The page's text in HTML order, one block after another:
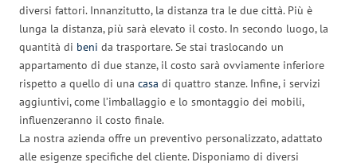
diversi fattori. Innanzitutto, la distanza tra le due città. Più è
lunga la distanza, più sarà elevato il costo. In secondo luogo, la
quantità di beni da trasportare. Se stai traslocando un
appartamento di due stanze, il costo sarà ovviamente inferiore
rispetto a quello di una casa di quattro stanze. Infine, i servizi
aggiuntivi, come l’imballaggio e lo smontaggio dei mobili,
influenzeranno il costo finale.
La nostra azienda offre un preventivo personalizzato, adattato
alle esigenze specifiche del cliente. Disponiamo di diversi